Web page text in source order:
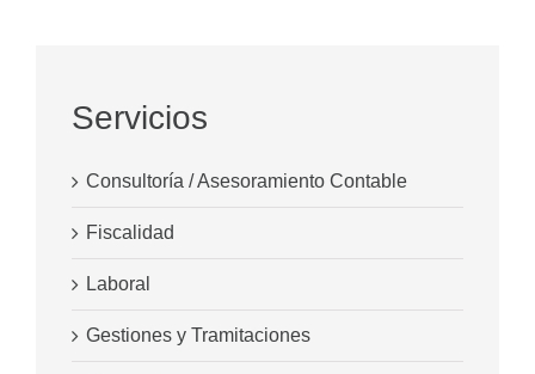
Servicios
Consultoría / Asesoramiento Contable
Fiscalidad
Laboral
Gestiones y Tramitaciones